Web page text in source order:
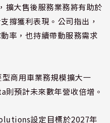
擴大售後服務業務將有助於
撐獲利表現。公司指出，
率，也持續帶動服務需求
商用車業務規模擴大一
預計未來數年營收倍增。
設定目標於2027年